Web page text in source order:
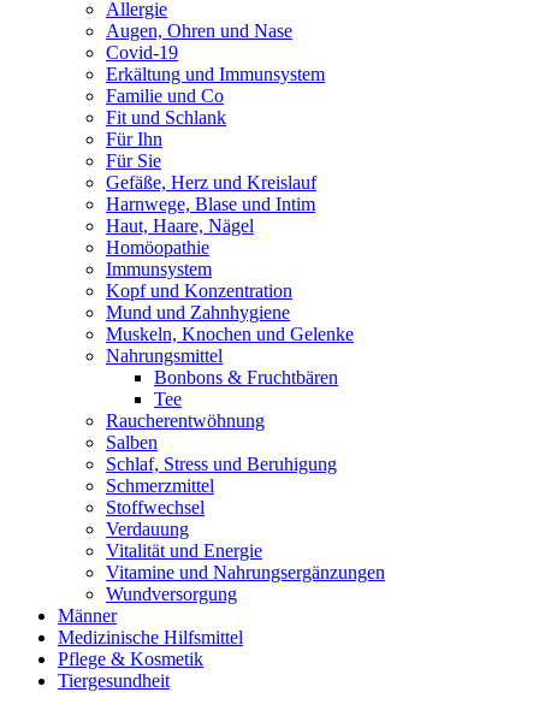
Allergie
Augen, Ohren und Nase
Covid-19
Erkältung und Immunsystem
Familie und Co
Fit und Schlank
Für Ihn
Für Sie
Gefäße, Herz und Kreislauf
Harnwege, Blase und Intim
Haut, Haare, Nägel
Homöopathie
Immunsystem
Kopf und Konzentration
Mund und Zahnhygiene
Muskeln, Knochen und Gelenke
Nahrungsmittel
Bonbons & Fruchtbären
Tee
Raucherentwöhnung
Salben
Schlaf, Stress und Beruhigung
Schmerzmittel
Stoffwechsel
Verdauung
Vitalität und Energie
Vitamine und Nahrungsergänzungen
Wundversorgung
Männer
Medizinische Hilfsmittel
Pflege & Kosmetik
Tiergesundheit